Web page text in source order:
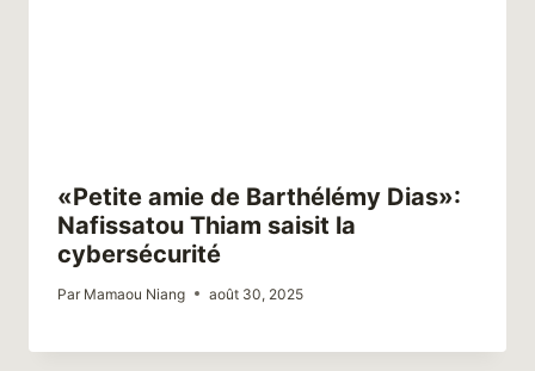
«Petite amie de Barthélémy Dias»:
Nafissatou Thiam saisit la
cybersécurité
Par Mamaou Niang août 30, 2025